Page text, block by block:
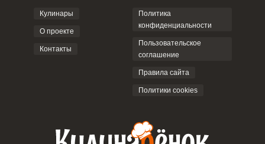
Кулинары
О проекте
Контакты
Политика
конфиденциальности
Пользовательское
соглашение
Правила сайта
Политики cookies